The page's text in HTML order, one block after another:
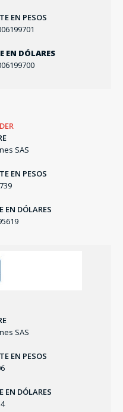
EN PESOS
EN DÓLARES
SAS
EN PESOS
EN DÓLARES
SAS
EN PESOS
EN DÓLARES